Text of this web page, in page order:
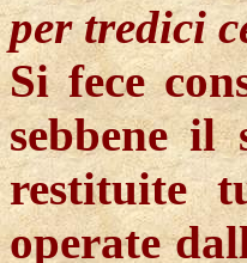
per tredici
Si fece
sebbene il
restituite
operate